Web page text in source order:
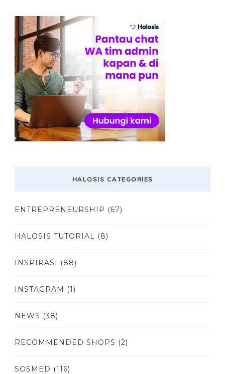
HALOSIS CATEGORIES
ENTREPRENEURSHIP (67)
HALOSIS TUTORIAL (8)
INSPIRASI (88)
INSTAGRAM (1)
NEWS (38)
RECOMMENDED SHOPS (2)
SOSMED (116)